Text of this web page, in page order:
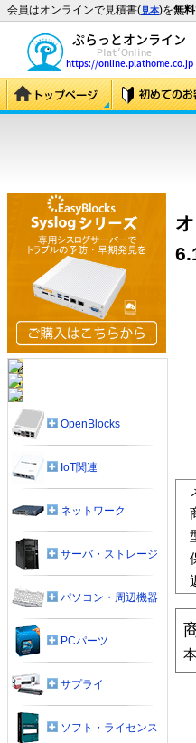
会員はオンラインで見積書(見本)を無
OpenBlocks
IoT関連
ネットワーク
サーバ・ストレージ
パソコン・周辺機器
PCパーツ
サプライ
ソフト・ライセンス